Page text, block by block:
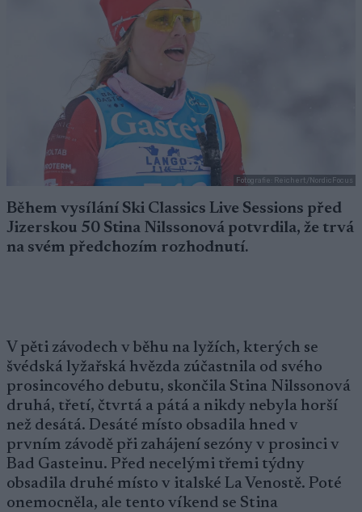
Fotografie: Reichert/NordicFocus
Během vysílání Ski Classics Live Sessions před
Jizerskou 50 Stina Nilssonová potvrdila, že trvá
na svém předchozím rozhodnutí.
V pěti závodech v běhu na lyžích, kterých se
švédská lyžařská hvězda zúčastnila od svého
prosincového debutu, skončila Stina Nilssonová
druhá, třetí, čtvrtá a pátá a nikdy nebyla horší
než desátá. Desáté místo obsadila hned v
prvním závodě při zahájení sezóny v prosinci v
Bad Gasteinu. Před necelými třemi týdny
obsadila druhé místo v italské La Venostě. Poté
onemocněla, ale tento víkend se Stina